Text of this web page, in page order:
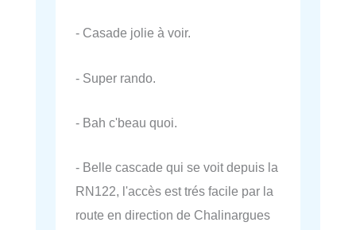
- Casade jolie à voir.
- Super rando.
- Bah c'beau quoi.
- Belle cascade qui se voit depuis la
RN122, l'accès est trés facile par la
route en direction de Chalinargues